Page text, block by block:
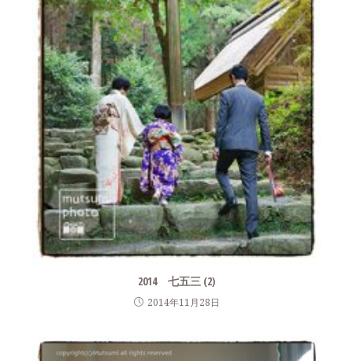
2014 七五三 (2)
2014年11月28日